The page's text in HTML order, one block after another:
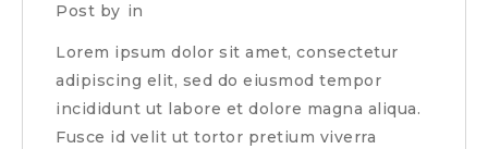
Post by in
Lorem ipsum dolor sit amet, consectetur
adipiscing elit, sed do eiusmod tempor
incididunt ut labore et dolore magna aliqua.
Fusce id velit ut tortor pretium viverra